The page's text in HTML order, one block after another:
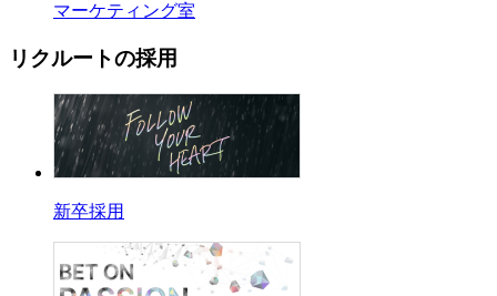
マーケティング室
リクルートの採用
新卒採用